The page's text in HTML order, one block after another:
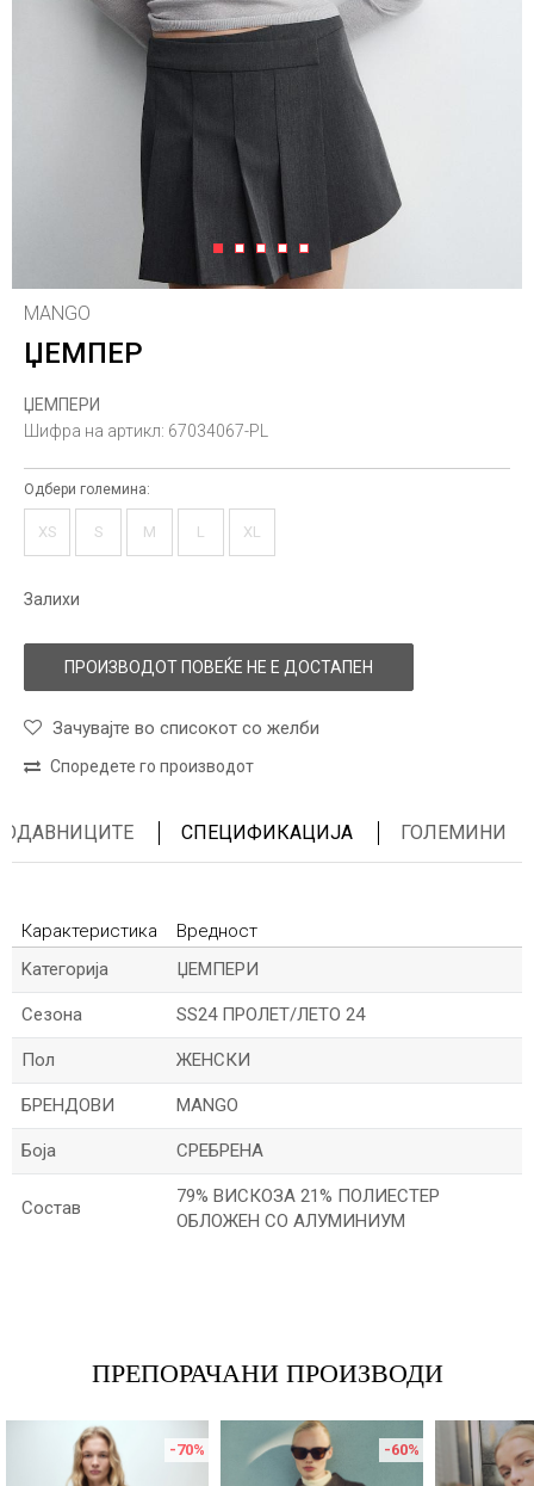
1 2 3 4 5
MANGO
ЏЕМПЕР
ЏЕМПЕРИ
Шифра на артикл: 67034067-PL
Одбери големина:
XS S M L XL
Залихи
ПРОИЗВОДОТ ПОВЕЌЕ НЕ Е ДОСТАПЕН
Зачувајте во списокот со желби
Споредете го производот
СПЕЦИФИКАЦИЈА ГОЛЕМИНИ
Карактеристика
Вредност
Kатегорија
ЏЕМПЕРИ
Сезона SS24 ПРОЛЕТ/ЛЕТО 24
Пол ЖЕНСКИ
БРЕНДОВИ MANGO
Боја СРЕБРЕНА
Состав
79% ВИСКОЗА 21% ПОЛИЕСТЕР
ОБЛОЖЕН СО АЛУМИНИУМ
ПРЕПОРАЧАНИ ПРОИЗВОДИ
-70% -60%